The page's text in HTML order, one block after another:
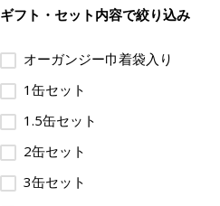
ギフト・セット内容で絞り込み
オーガンジー巾着袋入り
1缶セット
1.5缶セット
2缶セット
3缶セット